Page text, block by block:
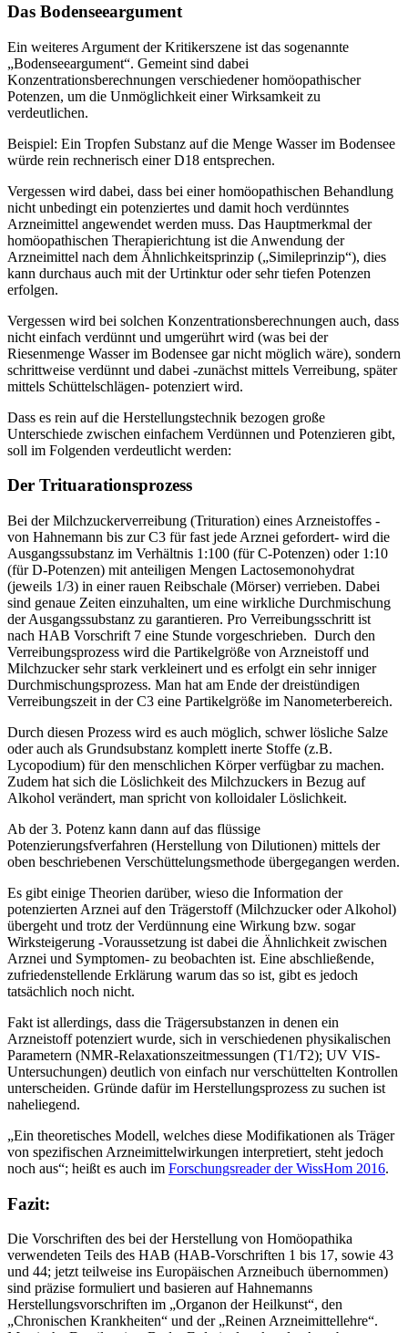
Das Bodenseeargument
Ein weiteres Argument der Kritikerszene ist das sogenannte
„Bodenseeargument“. Gemeint sind dabei
Konzentrationsberechnungen verschiedener homöopathischer
Potenzen, um die Unmöglichkeit einer Wirksamkeit zu
verdeutlichen.
Beispiel: Ein Tropfen Substanz auf die Menge Wasser im Bodensee
würde rein rechnerisch einer D18 entsprechen.
Vergessen wird dabei, dass bei einer homöopathischen Behandlung
nicht unbedingt ein potenziertes und damit hoch verdünntes
Arzneimittel angewendet werden muss. Das Hauptmerkmal der
homöopathischen Therapierichtung ist die Anwendung der
Arzneimittel nach dem Ähnlichkeitsprinzip („Simileprinzip“), dies
kann durchaus auch mit der Urtinktur oder sehr tiefen Potenzen
erfolgen.
Vergessen wird bei solchen Konzentrationsberechnungen auch, dass
nicht einfach verdünnt und umgerührt wird (was bei der
Riesenmenge Wasser im Bodensee gar nicht möglich wäre), sondern
schrittweise verdünnt und dabei -zunächst mittels Verreibung, später
mittels Schüttelschlägen- potenziert wird.
Dass es rein auf die Herstellungstechnik bezogen große
Unterschiede zwischen einfachem Verdünnen und Potenzieren gibt,
soll im Folgenden verdeutlicht werden:
Der Trituarationsprozess
Bei der Milchzuckerverreibung (Trituration) eines Arzneistoffes -
von Hahnemann bis zur C3 für fast jede Arznei gefordert- wird die
Ausgangssubstanz im Verhältnis 1:100 (für C-Potenzen) oder 1:10
(für D-Potenzen) mit anteiligen Mengen Lactosemonohydrat
(jeweils 1/3) in einer rauen Reibschale (Mörser) verrieben. Dabei
sind genaue Zeiten einzuhalten, um eine wirkliche Durchmischung
der Ausgangssubstanz zu garantieren. Pro Verreibungsschritt ist
nach HAB Vorschrift 7 eine Stunde vorgeschrieben. Durch den
Verreibungsprozess wird die Partikelgröße von Arzneistoff und
Milchzucker sehr stark verkleinert und es erfolgt ein sehr inniger
Durchmischungsprozess. Man hat am Ende der dreistündigen
Verreibungszeit in der C3 eine Partikelgröße im Nanometerbereich.
Durch diesen Prozess wird es auch möglich, schwer lösliche Salze
oder auch als Grundsubstanz komplett inerte Stoffe (z.B.
Lycopodium) für den menschlichen Körper verfügbar zu machen.
Zudem hat sich die Löslichkeit des Milchzuckers in Bezug auf
Alkohol verändert, man spricht von kolloidaler Löslichkeit.
Ab der 3. Potenz kann dann auf das flüssige
Potenzierungsfverfahren (Herstellung von Dilutionen) mittels der
oben beschriebenen Verschüttelungsmethode übergegangen werden.
Es gibt einige Theorien darüber, wieso die Information der
potenzierten Arznei auf den Trägerstoff (Milchzucker oder Alkohol)
übergeht und trotz der Verdünnung eine Wirkung bzw. sogar
Wirksteigerung -Voraussetzung ist dabei die Ähnlichkeit zwischen
Arznei und Symptomen- zu beobachten ist. Eine abschließende,
zufriedenstellende Erklärung warum das so ist, gibt es jedoch
tatsächlich noch nicht.
Fakt ist allerdings, dass die Trägersubstanzen in denen ein
Arzneistoff potenziert wurde, sich in verschiedenen physikalischen
Parametern (NMR-Relaxationszeitmessungen (T1/T2); UV VIS-
Untersuchungen) deutlich von einfach nur verschüttelten Kontrollen
unterscheiden. Gründe dafür im Herstellungsprozess zu suchen ist
naheliegend.
„Ein theoretisches Modell, welches diese Modifikationen als Träger
von spezifischen Arzneimittelwirkungen interpretiert, steht jedoch
noch aus“; heißt es auch im Forschungsreader der WissHom 2016.
Fazit:
Die Vorschriften des bei der Herstellung von Homöopathika
verwendeten Teils des HAB (HAB-Vorschriften 1 bis 17, sowie 43
und 44; jetzt teilweise ins Europäischen Arzneibuch übernommen)
sind präzise formuliert und basieren auf Hahnemanns
Herstellungsvorschriften im „Organon der Heilkunst“, den
„Chronischen Krankheiten“ und der „Reinen Arzneimittellehre“.